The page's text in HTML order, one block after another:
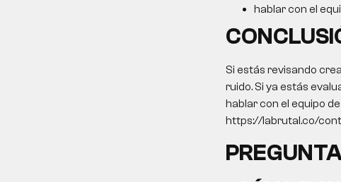
hablar con el
Si estás revisando
ruido. Si ya estás
hablar con el equipo
https://labrutal.co/